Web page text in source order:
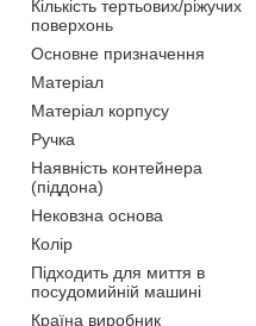
Кількість тертьових/ріжучих
поверхонь
Основне призначення
Матеріал
Матеріал корпусу
Ручка
Наявність контейнера
(піддона)
Нековзна основа
Колір
Підходить для миття в
посудомийній машині
Країна виробник